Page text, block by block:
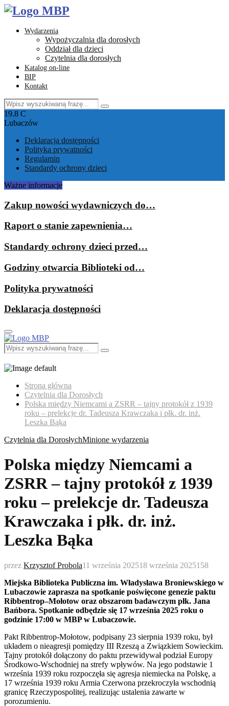
Wydarzenia
Wypożyczalnia dla dorosłych
Oddział dla dzieci
Czytelnia dla dorosłych
Katalog on-line
BIP
Kontakt
Search
for:
Search
Facebook
Instagram
Youtube
Email
19.8 C
Lubaczów
Deklaracja dostępności
Polityka prywatności
Regulamin
Standardy ochrony dzieci
Ważne informacje
Zakup nowości wydawniczych do…
Raport o stanie zapewnienia…
Standardy ochrony dzieci przed…
Godziny otwarcia Biblioteki od…
Polityka prywatności
Deklaracja dostępności
Primary
Menu
Search
for:
Search
Strona główna
Czytelnia dla Dorosłych
Polska między Niemcami a ZSRR – tajny protokół z 1939
roku – prelekcje dr. Tadeusza Krawczaka i płk. dr. inż.
Leszka Bąka
Czytelnia dla DorosłychMinione wydarzenia
Polska między Niemcami a
ZSRR – tajny protokół z 1939
roku – prelekcje dr. Tadeusza
Krawczaka i płk. dr. inż.
Leszka Bąka
przez Krzysztof Probola11 września 202518 września 2025158
Miejska Biblioteka Publiczna im. Władysława Broniewskiego w
Lubaczowie zaprasza na spotkanie poświęcone genezie paktu
Ribbentrop–Mołotow oraz obszarom badawczym płk. Jana
Bańbora. Spotkanie odbędzie się 17 września 2025 roku o
godzinie 17:00 w MBP w Lubaczowie.
Pakt Ribbentrop-Mołotow, podpisany 23 sierpnia 1939 roku, był
układem o nieagresji pomiędzy III Rzeszą a Związkiem Sowieckim.
Tajny protokół dołączony do paktu przewidywał podział Europy
Środkowo-Wschodniej na strefy wpływów. Na jego podstawie 1
września 1939 roku rozpoczęła się agresja niemiecka na Polskę, a
17 września 1939 roku Armia Czerwona przekroczyła wschodnią
granicę Rzeczypospolitej, realizując ustalenia zawarte w
porozumieniu.